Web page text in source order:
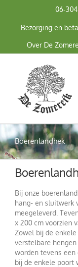
Bezorging en
Over De
Boerenlandhek
Bij onze
hang- en sluitwerk
meegeleverd.
x 200 cm voorzien
Zowel bij de
verstelbare
worden tevens
bij de enkele poort